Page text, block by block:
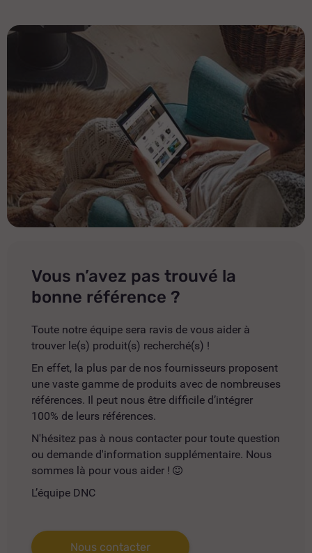
Vous n’avez pas trouvé la
bonne référence ?
Toute notre équipe sera ravis de vous aider à
trouver le(s) produit(s) recherché(s) !
En effet, la plus par de nos fournisseurs proposent
une vaste gamme de produits avec de nombreuses
références. Il peut nous être difficile d’intégrer
100% de leurs références.
N'hésitez pas à nous contacter pour toute question
ou demande d'information supplémentaire. Nous
sommes là pour vous aider !
L’équipe DNC
Nous contacter